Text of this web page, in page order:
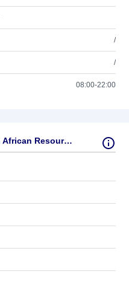
/
/
08:00-22:00
Fundamentale Kennzahlen Pan African Resources PLC